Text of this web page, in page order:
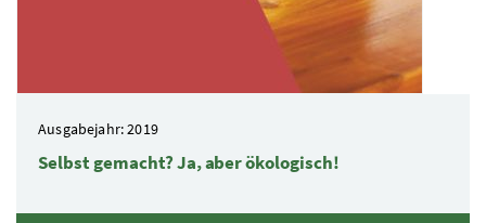
Ausgabejahr: 2019
Selbst gemacht? Ja, aber ökologisch!